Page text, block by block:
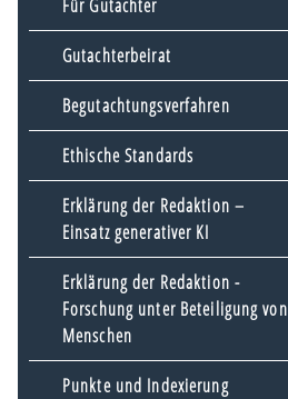
Für Gutachter
Gutachterbeirat
Begutachtungsverfahren
Ethische Standards
Erklärung der Redaktion –
Einsatz generativer KI
Erklärung der Redaktion -
Forschung unter Beteiligung von
Menschen
Punkte und Indexierung